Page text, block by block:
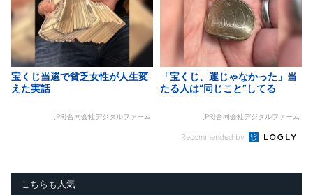
宝くじ当選で貧乏女性が人生変
えた実話
[PR]合同会社デジタルファーム
「宝くじ、運じゃなかった」当
たる人は“同じこと”してる
[PR]合同会社デジタルファーム
Recommended by
こちらも人気